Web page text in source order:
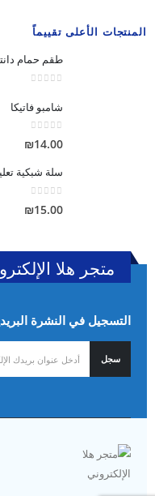
المنتجات الأعلى تقييماً
طقم حمام
شامبو فاتيكا
0
out of 5
₪14.00
سلة شبكية
₪15.00
متجر هلا
التسجيل في النشرة